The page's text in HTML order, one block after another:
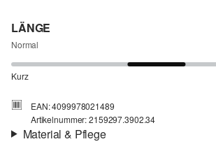
LÄNGE
Normal
Kurz
EAN: 4099978021489
Artikelnummer: 2159297.3902.34
Material & Pflege